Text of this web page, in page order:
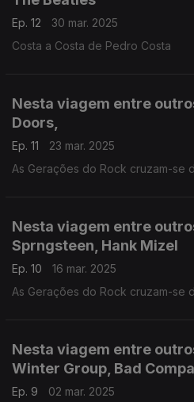
Ep. 12
30 mar. 2025
Costa a Costa de Pedro Costa
Nesta viagem entre
Doors,
Ep. 11
23 mar. 2025
As Gerações do Rock cruzam-se
Nesta viagem entre
Sprngsteen, Hank Mizel
Ep. 10
16 mar. 2025
As Gerações do Rock cruzam-se
Nesta viagem entre
Winter Group, Bad
Ep. 9
02 mar. 2025